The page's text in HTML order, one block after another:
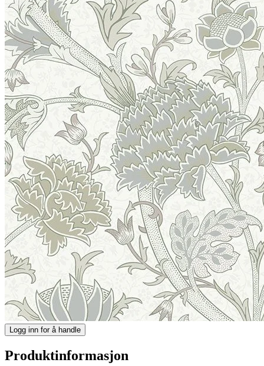
Logg inn for å handle
Produktinformasjon